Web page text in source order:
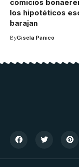
comicios
los hipotéticos
barajan
ByGisela Panico